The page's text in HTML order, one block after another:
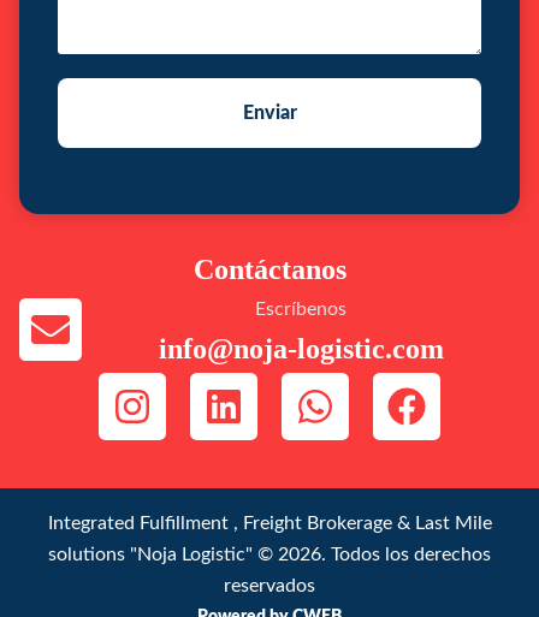
Enviar
Contáctanos
Escríbenos
info@noja-logistic.com
Integrated Fulfillment , Freight Brokerage & Last Mile
solutions "Noja Logistic" © 2026. Todos los derechos
reservados